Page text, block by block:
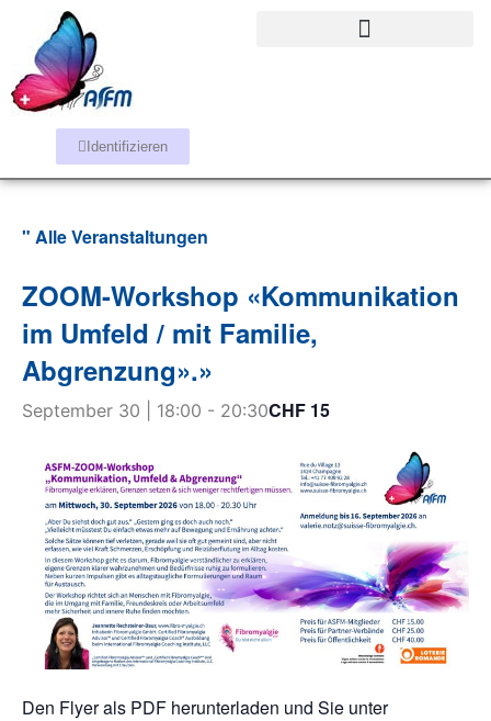
Identifizieren
" Alle Veranstaltungen
ZOOM-Workshop «Kommunikation
im Umfeld / mit Familie,
Abgrenzung».»
September 30 | 18:00 - 20:30CHF 15
Den Flyer als PDF herunterladen und Sie unter